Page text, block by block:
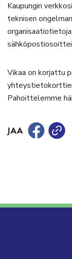
Kaupungin
teknisen
Vikaa on korjattu
Pahoittelemme
JAA